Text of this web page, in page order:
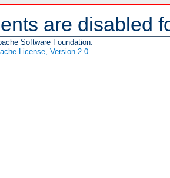
are disabled
Software Foundation.
License, Version 2.0.